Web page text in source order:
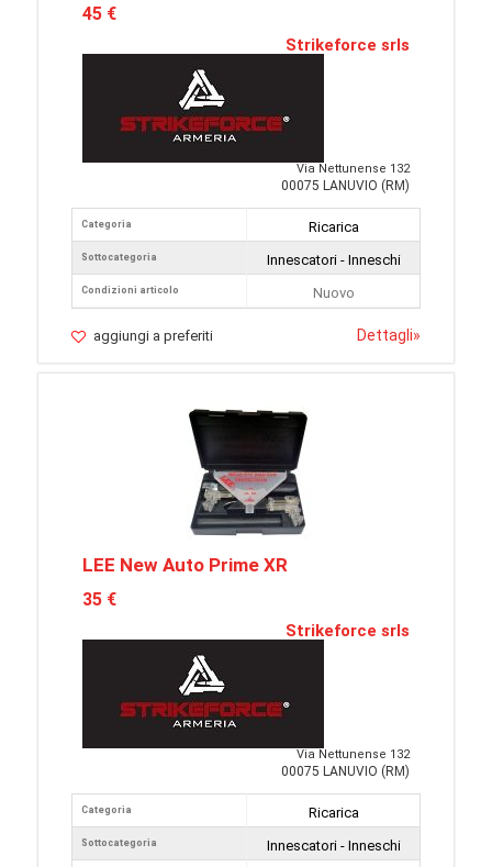
45 €
Strikeforce srls
Via Nettunense 132
00075 LANUVIO (RM)
Categoria
Sottocategoria
Condizioni articolo
Ricarica
Innescatori - Inneschi
Nuovo
aggiungi a preferiti Dettagli»
LEE New Auto Prime XR
35 €
Strikeforce srls
Via Nettunense 132
00075 LANUVIO (RM)
Categoria
Sottocategoria
Ricarica
Innescatori - Inneschi